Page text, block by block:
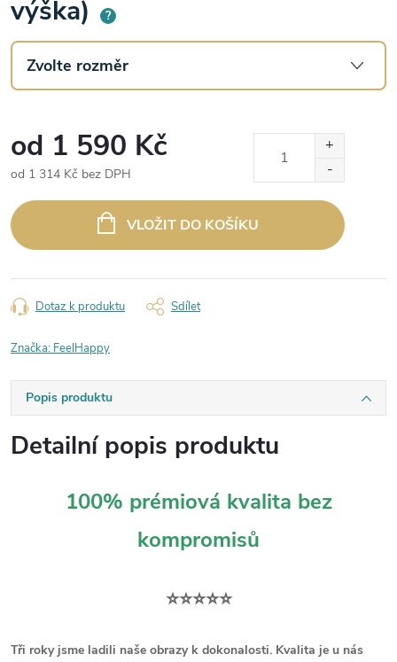
výška)
?
od 1 590 Kč
od 1 314 Kč bez DPH
cena:
VLOŽIT DO KOŠÍKU
Dotaz k produktu Sdílet
Značka: FeelHappy
Popis produktu
Detailní popis produktu
100% prémiová kvalita bez
kompromisů
⭐⭐⭐⭐⭐
Tři roky jsme ladili naše obrazy k dokonalosti. Kvalita je u nás